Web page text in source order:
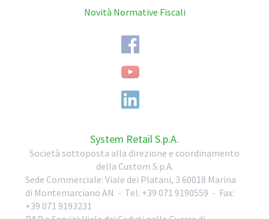
Novità Normative Fiscali
System Retail S.p.A.
Società sottoposta alla direzione e coordinamento
della Custom S.p.A.
Sede Commerciale: Viale dei Platani, 3 60018 Marina
di Montemarciano AN - Tel: +39 071 9190559 - Fax:
+39 071 9193231